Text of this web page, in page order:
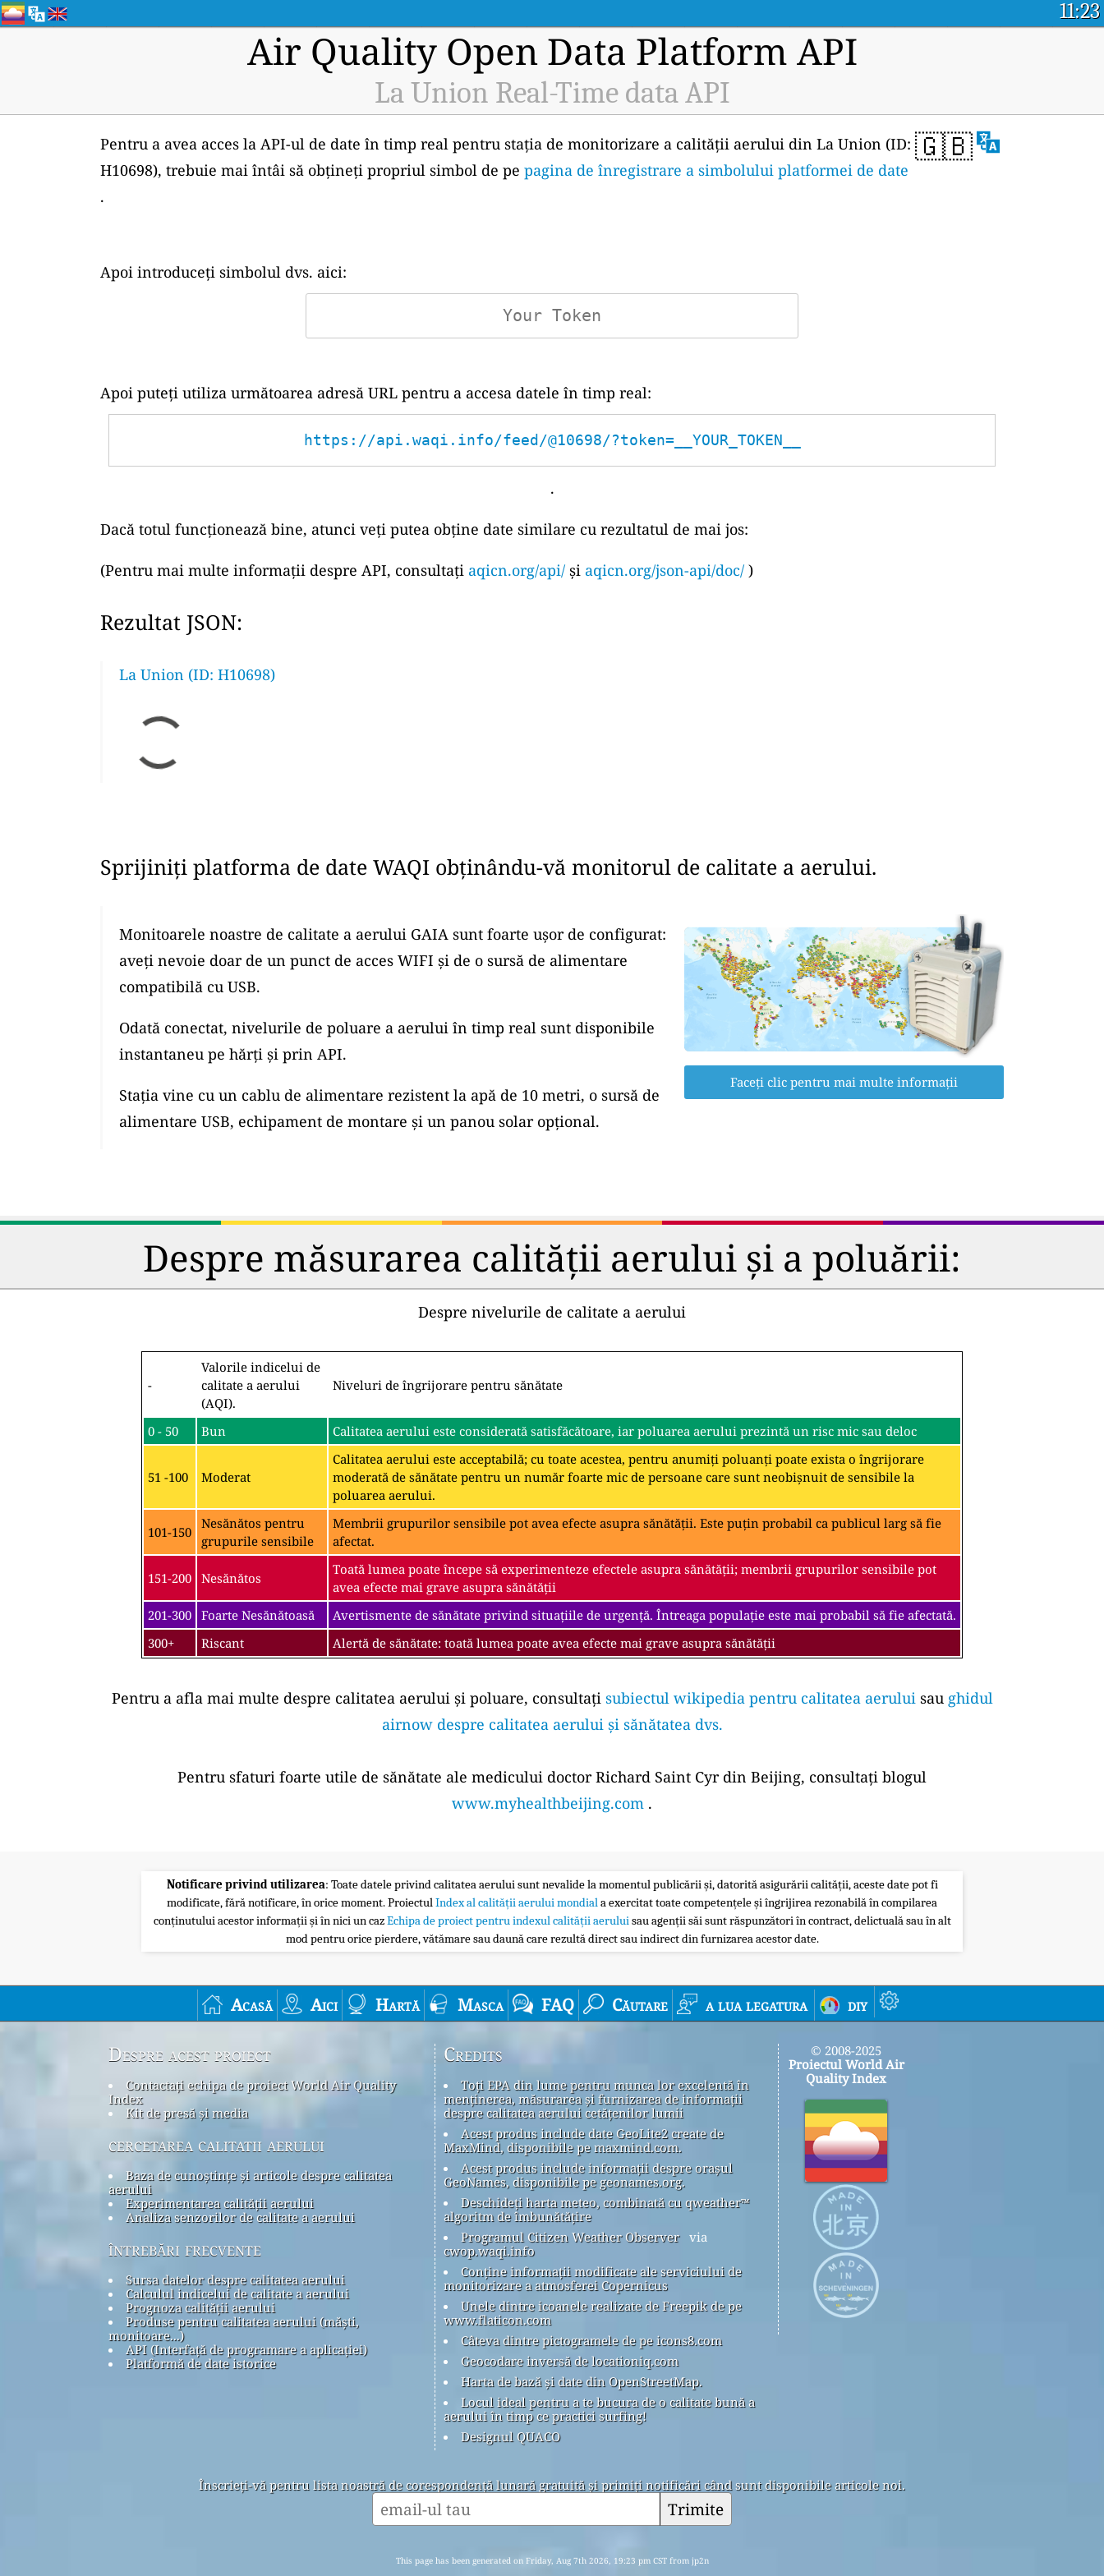
11:23
Air Quality Open Data Platform API
La Union Real-Time data API
🇬🇧
Pentru a avea acces la API-ul de date în timp real pentru stația de monitorizare a calității aerului din La Union (ID:
H10698), trebuie mai întâi să obțineți propriul simbol de pe pagina de înregistrare a simbolului platformei de date
.
Apoi introduceți simbolul dvs. aici:
Apoi puteți utiliza următoarea adresă URL pentru a accesa datele în timp real:
https://api.waqi.info/feed/@10698/?token=__YOUR_TOKEN__
.
Dacă totul funcționează bine, atunci veți putea obține date similare cu rezultatul de mai jos:
(Pentru mai multe informații despre API, consultați aqicn.org/api/ și aqicn.org/json-api/doc/ )
Rezultat JSON:
La Union (ID: H10698)
Sprijiniți platforma de date WAQI obținându-vă monitorul de calitate a aerului.
Monitoarele noastre de calitate a aerului GAIA sunt foarte ușor de configurat:
aveți nevoie doar de un punct de acces WIFI și de o sursă de alimentare
compatibilă cu USB.
Odată conectat, nivelurile de poluare a aerului în timp real sunt disponibile
instantaneu pe hărți și prin API.
Stația vine cu un cablu de alimentare rezistent la apă de 10 metri, o sursă de
alimentare USB, echipament de montare și un panou solar opțional.
Faceți clic pentru mai multe informații
Despre măsurarea calității aerului și a poluării:
Despre nivelurile de calitate a aerului
-
Valorile indicelui de
calitate a aerului
(AQI).
Niveluri de îngrijorare pentru sănătate
0 - 50 Bun Calitatea aerului este considerată satisfăcătoare, iar poluarea aerului prezintă un risc mic sau deloc
51 -100 Moderat
Calitatea aerului este acceptabilă; cu toate acestea, pentru anumiți poluanți poate exista o îngrijorare
moderată de sănătate pentru un număr foarte mic de persoane care sunt neobișnuit de sensibile la
poluarea aerului.
101-150
Nesănătos pentru
grupurile sensibile
Membrii grupurilor sensibile pot avea efecte asupra sănătății. Este puțin probabil ca publicul larg să fie
afectat.
151-200 Nesănătos
Toată lumea poate începe să experimenteze efectele asupra sănătății; membrii grupurilor sensibile pot
avea efecte mai grave asupra sănătății
201-300 Foarte Nesănătoasă
Avertismente de sănătate privind situațiile de urgență. Întreaga populație este mai probabil să fie afectată.
300+
Riscant Alertă de sănătate: toată lumea poate avea efecte mai grave asupra sănătății
Pentru a afla mai multe despre calitatea aerului și poluare, consultați subiectul wikipedia pentru calitatea aeruluisau ghidul
airnow despre calitatea aerului și sănătatea dvs.
Pentru sfaturi foarte utile de sănătate ale medicului doctor Richard Saint Cyr din Beijing, consultați blogul
www.myhealthbeijing.com .
Notificare privind utilizarea: Toate datele privind calitatea aerului sunt nevalide la momentul publicării și, datorită asigurării calității, aceste date pot fi
modificate, fără notificare, în orice moment. ProiectulIndex al calității aerului mondiala exercitat toate competențele și îngrijirea rezonabilă în compilarea
conținutului acestor informații și în nici un cazEchipa de proiect pentru indexul calității aeruluisau agenții săi sunt răspunzători în contract, delictuală sau în alt
mod pentru orice pierdere, vătămare sau daună care rezultă direct sau indirect din furnizarea acestor date.
Acasă Aici Hartă Masca FAQ Căutare a lua legatura diy
Despre acest proiect
Contactați echipa de proiect World Air Quality
Index
Kit de presă și media
cercetarea calitatii aerului
Baza de cunoștințe și articole despre calitatea
aerului
Experimentarea calității aerului
Analiza senzorilor de calitate a aerului
întrebări frecvente
Sursa datelor despre calitatea aerului
Calculul indicelui de calitate a aerului
Prognoza calității aerului
Produse pentru calitatea aerului (măști,
monitoare...)
API (Interfață de programare a aplicației)
Platformă de date istorice
Credits
Toți EPA din lume pentru munca lor excelentă în
menținerea, măsurarea și furnizarea de informații
despre calitatea aerului cetățenilor lumii
Acest produs include date GeoLite2 create de
MaxMind, disponibile pe maxmind.com.
Acest produs include informații despre orașul
GeoNames, disponibile pe geonames.org.
Deschideți harta meteo, combinată cu qweather™
algoritm de îmbunătățire
Programul Citizen Weather Observer via
cwop.waqi.info
Conține informații modificate ale serviciului de
monitorizare a atmosferei Copernicus
Unele dintre icoanele realizate de Freepik de pe
www.flaticon.com
Câteva dintre pictogramele de pe icons8.com
Geocodare inversă de locationiq.com
Harta de bază și date din OpenStreetMap.
Locul ideal pentru a te bucura de o calitate bună a
aerului în timp ce practici surfing!
Designul QUACO
© 2008-2025
Proiectul World Air
Quality Index
Înscrieți-vă pentru lista noastră de corespondență lunară gratuită și primiți notificări când sunt disponibile articole noi.
Trimite
This page has been generated on Friday, Aug 7th 2026, 19:23 pm CST from jp2n